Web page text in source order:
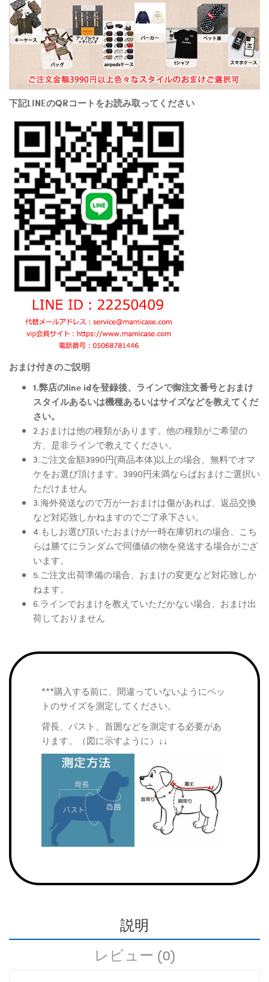
下記LINEのQRコートをお読み取ってください
おまけ付きのご説明
1.弊店のline idを登録後、ラインで御注文番号とおまけ
スタイルあるいは機種あるいはサイズなどを教えてくだ
さい。
2.おまけは他の種類があります。他の種類がご希望の
方、是非ラインで教えてください。
3.ご注文金額3990円(商品本体)以上の場合、無料でオマ
ケをお選び頂けます。3990円未満ならばおまけご選択い
ただけません
3.海外発送なので万が一おまけは傷があれば、返品交換
など対応致しかねますのでご了承下さい。
4.もしお選び頂いたおまけが一時在庫切れの場合、こち
らは勝てにランダムで同価値の物を発送する場合がござ
います。
5.ご注文出荷準備の場合、おまけの変更など対応致しか
ねます。
6.ラインでおまけを教えていただかない場合、おまけ出
荷しておりません
***購入する前に、間違っていないようにペッ
トのサイズを測定してください。
背長、バスト、首囲などを測定する必要があ
ります。（図に示すように）↓↓
説明
レビュー (0)